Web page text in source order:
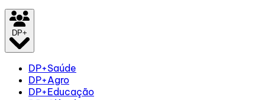
DP+
DP+Saúde
DP+Agro
DP+Educação